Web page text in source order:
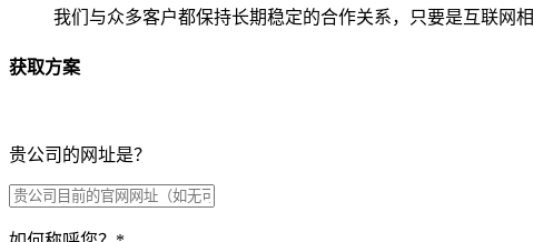
我们与众多客户都保持长期稳定的合作关系，只要是互联网
获取方案
贵公司的网址是？